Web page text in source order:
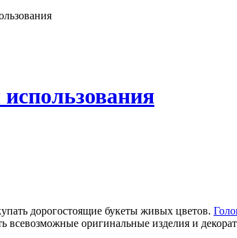
дорогостоящие букеты живых цветов.
всевозможные оригинальные изделия и